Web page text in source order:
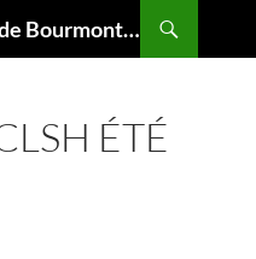
Communauté de communes de Bourmont Breuvannes Saint-Blin
ÉTÉ